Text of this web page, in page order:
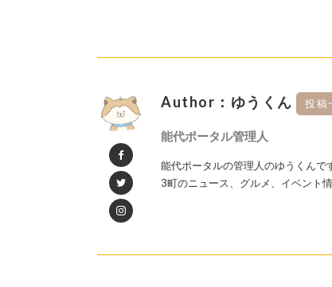
Author：ゆうくん 投稿
能代ポータル管理人
能代ポータルの管理人のゆうくん
3町のニュース、グルメ、イベント